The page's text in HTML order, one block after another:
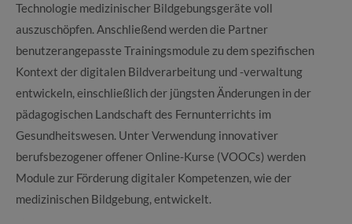
Technologie medizinischer Bildgebungsgeräte voll
auszuschöpfen. Anschließend werden die Partner
benutzerangepasste Trainingsmodule zu dem spezifischen
Kontext der digitalen Bildverarbeitung und -verwaltung
entwickeln, einschließlich der jüngsten Änderungen in der
pädagogischen Landschaft des Fernunterrichts im
Gesundheitswesen. Unter Verwendung innovativer
berufsbezogener offener Online-Kurse (VOOCs) werden
Module zur Förderung digitaler Kompetenzen, wie der
medizinischen Bildgebung, entwickelt.